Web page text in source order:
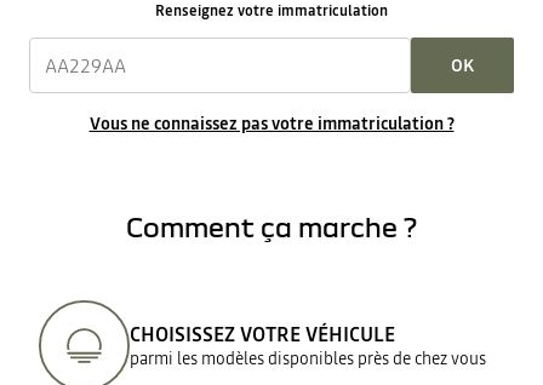
Renseignez votre immatriculation
OK
Vous ne connaissez pas votre immatriculation ?
Comment ça marche ?
CHOISISSEZ VOTRE VÉHICULE
parmi les modèles disponibles près de chez vous